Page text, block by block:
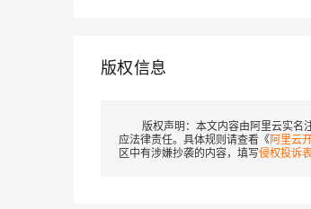
版权信息
版权声明： 本文内容由阿里云实名
应法律责任。具体规则请查看《阿里云
区中有涉嫌抄袭的内容，填写侵权投诉